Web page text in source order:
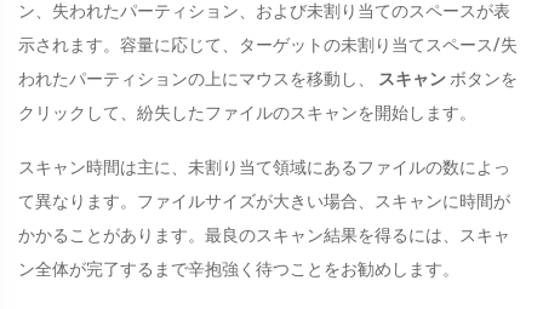
ン、失われたパーティション、および未割り当てのスペースが表
示されます。容量に応じて、ターゲットの未割り当てスペース/失
われたパーティションの上にマウスを移動し、
スキャン ボタンを
クリックして、紛失したファイルのスキャンを開始します。
スキャン時間は主に、未割り当て領域にあるファイルの数によっ
て異なります。ファイルサイズが大きい場合、スキャンに時間が
かかることがあります。最良のスキャン結果を得るには、スキャ
ン全体が完了するまで辛抱強く待つことをお勧めします。